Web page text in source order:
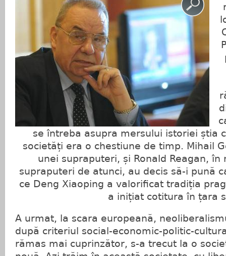
se întreba asupra mersului istoriei știa
societăți era o chestiune de timp. Mihail
unei supraputeri, și Ronald Reagan, în
supraputeri de atunci, au decis să-i pună
ce Deng Xiaoping a valorificat tradiția
a inițiat cotitura în țara
A urmat, la scara europeană,
după criteriul social-economic-politic-
rămas mai cuprinzător, s-a trecut la o